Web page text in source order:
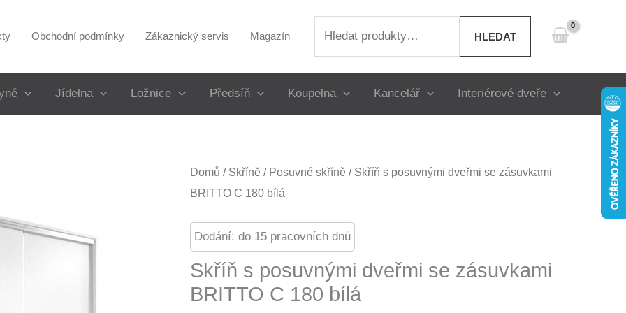
Obchodní podmínky Zákaznický servis Magazín HLEDAT
Jídelna Ložnice Předsíň Koupelna Kancelář Interiérové dveře
Domů / Skříně / Posuvné skříně / Skříň s posuvnými dveřmi se zásuvkami
BRITTO C 180 bílá
Dodání: do 15 pracovních dnů
Skříň s posuvnými dveřmi se zásuvkami
BRITTO C 180 bílá